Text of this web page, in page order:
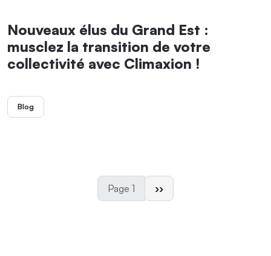
Nouveaux élus du Grand Est :
musclez la transition de votre
collectivité avec Climaxion !
Blog
Page 1 Page suivante
››